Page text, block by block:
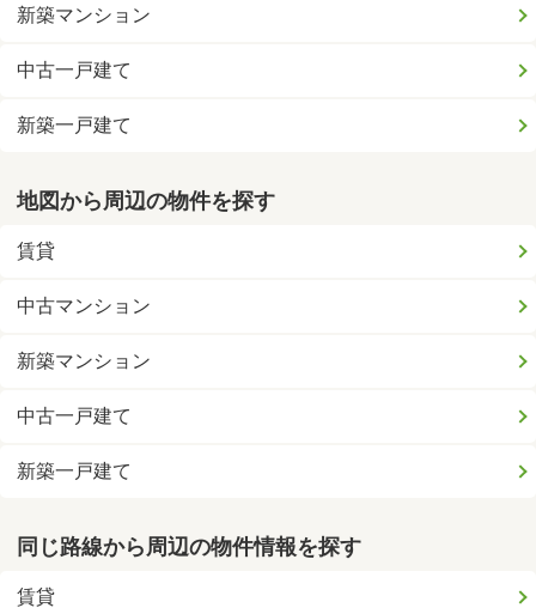
新築マンション
中古一戸建て
新築一戸建て
地図から周辺の物件を探す
賃貸
中古マンション
新築マンション
中古一戸建て
新築一戸建て
同じ路線から周辺の物件情報を探す
賃貸